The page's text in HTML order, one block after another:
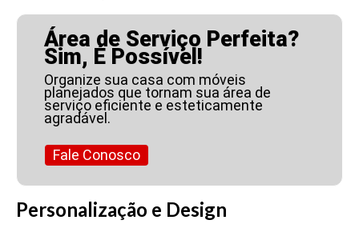
Área de Serviço Perfeita?
Sim, É Possível!
Organize sua casa com móveis
planejados que tornam sua área de
serviço eficiente e esteticamente
agradável.
Fale Conosco
Personalização e Design